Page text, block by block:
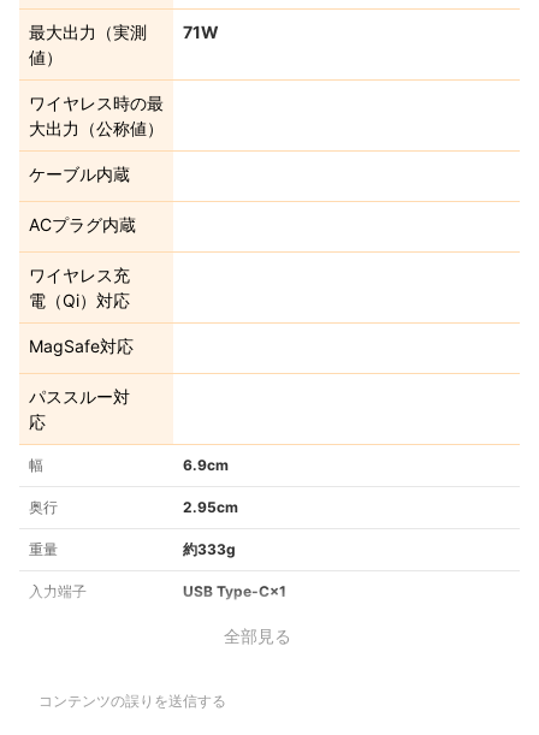
最大出力（実測
値）
71W
ワイヤレス時の最
大出力（公称値）
ケーブル内蔵
ACプラグ内蔵
ワイヤレス充
電（Qi）対応
MagSafe対応
パススルー対
応
幅 6.9cm
奥行 2.95cm
重量 約333g
入力端子 USB Type-C×1
全部見る
コンテンツの誤りを送信する